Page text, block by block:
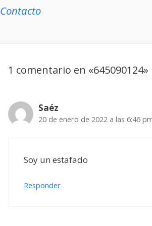
Contacto
1 comentario en «645090124»
Saéz
20 de enero de 2022 a las 6:46
Soy un estafado
Responder